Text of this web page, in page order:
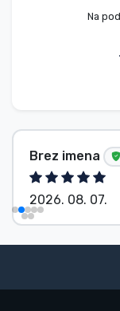
Na
Brez imena
2026. 08. 07.